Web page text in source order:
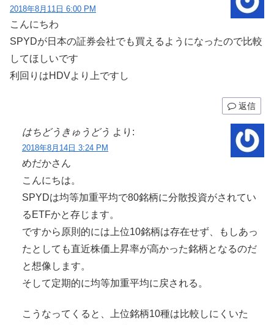
2018年8月11日 6:00 PM
こんにちわ
SPYDが日本の証券会社でも買えるようになったので比較
してほしいです
利回りはHDVより上ですし
返信
はちどうきゅうどう より:
2018年8月14日 3:24 PM
めだかさん
こんにちは。
SPYDは均等加重平均で80銘柄に分散投資がされてい
るETFかと存じます。
ですから原則的には上位10銘柄は存在せず、もしあっ
たとしても直近株価上昇率が高かった銘柄となるのだ
と想像します。
そして定期的に均等加重平均に戻される。
こうなってくると、上位銘柄10種は比較しにくいた